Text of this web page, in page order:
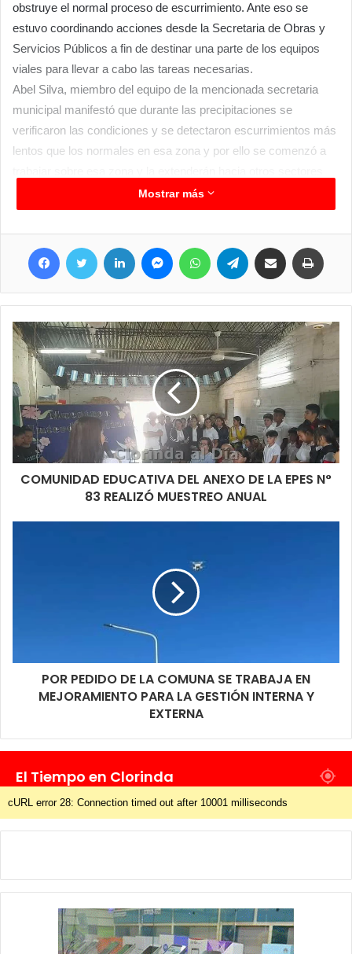
obstruye el normal proceso de escurrimiento. Ante eso se
estuvo coordinando acciones desde la Secretaria de Obras y
Servicios Públicos a fin de destinar una parte de los equipos
viales para llevar a cabo las tareas necesarias.
Abel Silva, miembro del equipo de la mencionada secretaria
municipal manifestó que durante las precipitaciones se
verificaron las condiciones y se detectaron escurrimientos más
lentos que los normales en esa zona y por ello se comenzó a
puntuales, se trata de una tarea que requiera del uso de
excavadora convencional ya que el canal de desagüe paralelo a
la avenida Kirchner es amplio y no solo se trabaja sobre el
mismo sino también sus laterales a fin de dejar una buena
terminación y que todo el material que se va sacando se retire
de manera inmediata.
Mostrar más
Facebook Twitter LinkedIn MessengerWhatsApp Telegram Compartir por correo electrónico
COMUNIDAD EDUCATIVA DEL ANEXO DE LA EPES N°
83 REALIZÓ MUESTREO ANUAL
POR PEDIDO DE LA COMUNA SE TRABAJA EN
MEJORAMIENTO PARA LA GESTIÓN INTERNA Y
EXTERNA
El Tiempo en Clorinda
cURL error 28: Connection timed out after 10001 milliseconds